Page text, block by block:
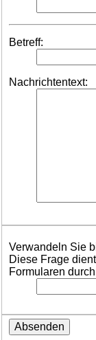
Betreff:
Nachrichtentext:
Verwandeln Sie
Diese Frage
Formularen